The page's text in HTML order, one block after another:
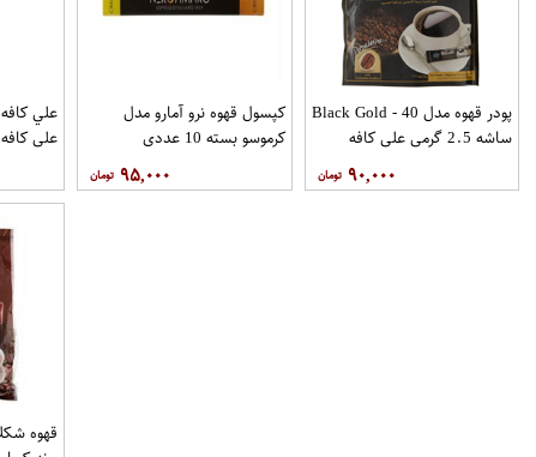
پودر قهوه مدل Black Gold - 40
ساشه 2.5 گرمی علی کافه
۹۰,۰۰۰
کپسول قهوه نرو آمارو مدل
کرموسو بسته 10 عددی
۹۵,۰۰۰
علی کافه